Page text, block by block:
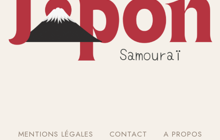
MENTIONS LÉGALES CONTACT A PROPOS